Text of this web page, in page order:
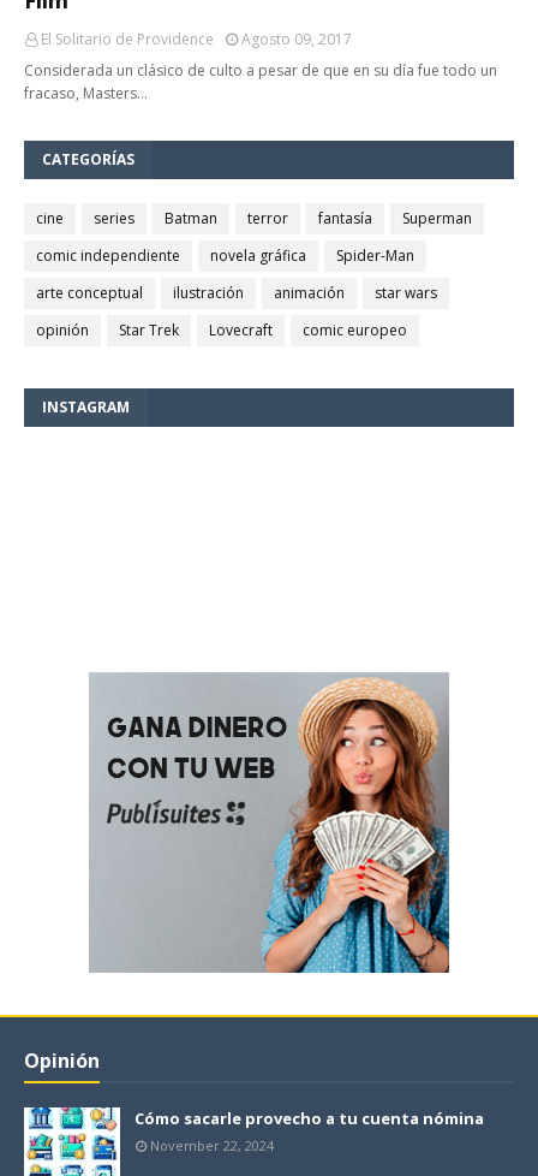
El Solitario de Providence
Agosto 09, 2017
Considerada un clásico de culto a pesar de que en su día fue todo un
fracaso, Masters…
CATEGORÍAS
cine series Batman terror fantasía
Superman
comic independiente
novela gráfica
Spider-Man
arte conceptual
ilustración animación
star wars
opinión
Star Trek Lovecraft comic europeo
INSTAGRAM
Opinión
Cómo sacarle provecho a tu cuenta nómina
November 22, 2024